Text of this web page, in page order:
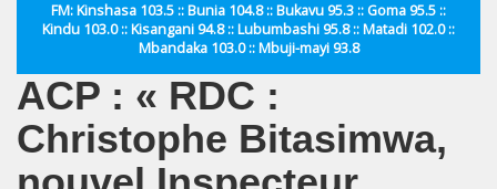
FM: Kinshasa 103.5 :: Bunia 104.8 :: Bukavu 95.3 :: Goma 95.5 ::
Kindu 103.0 :: Kisangani 94.8 :: Lubumbashi 95.8 :: Matadi 102.0 ::
Mbandaka 103.0 :: Mbuji-mayi 93.8
ACP : « RDC :
Christophe Bitasimwa,